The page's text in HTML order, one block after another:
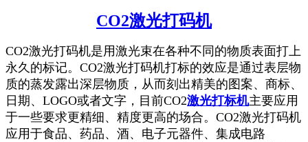
CO2激光打码机
CO2激光打码机是用激光束在各种不同的物质表面打上
永久的标记。CO2激光打码机打标的效应是通过表层物
质的蒸发露出深层物质，从而刻出精美的图案、商标、
日期、LOGO或者文字，目前CO2激光打标机主要应用
于一些要求更精细、精度更高的场合。CO2激光打码机
应用于食品、药品、酒、电子元器件、集成电路